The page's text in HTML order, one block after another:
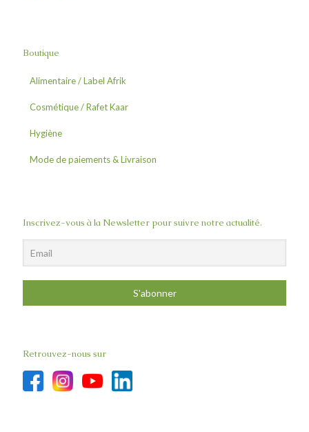
Boutique
Alimentaire / Label Afrik
Céréales
Fruit de Baobab
Herbes & Epices
Cosmétique / Rafet Kaar
Beurres
Crèmes
Hygiène
Eau de javel
Mode de paiements & Livraison
Inscrivez-vous à la Newsletter pour suivre notre actualité.
Retrouvez-nous sur